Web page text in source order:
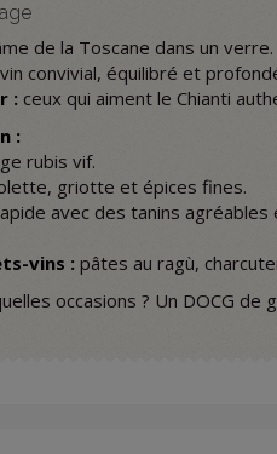
de la Toscane dans un verre.
convivial, équilibré et
:ceux qui aiment le Chianti
:
rubis vif.
griotte et épices fines.
avec des tanins
vins : pâtes au ragù,
occasions ? Un DOCG